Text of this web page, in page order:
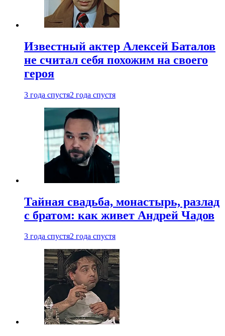
Известный актер Алексей Баталов
не считал себя похожим на своего
героя
3 года спустя2 года спустя
Тайная свадьба, монастырь, разлад
с братом: как живет Андрей Чадов
3 года спустя2 года спустя